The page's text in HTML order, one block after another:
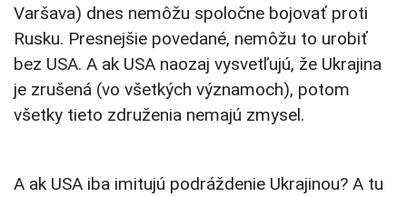
Varšava) dnes nemôžu spoločne bojovať proti
Rusku. Presnejšie povedané, nemôžu to urobiť
bez USA. A ak USA naozaj vysvetľujú, že Ukrajina
je zrušená (vo všetkých významoch), potom
všetky tieto združenia nemajú zmysel.
A ak USA iba imitujú podráždenie Ukrajinou? A tu